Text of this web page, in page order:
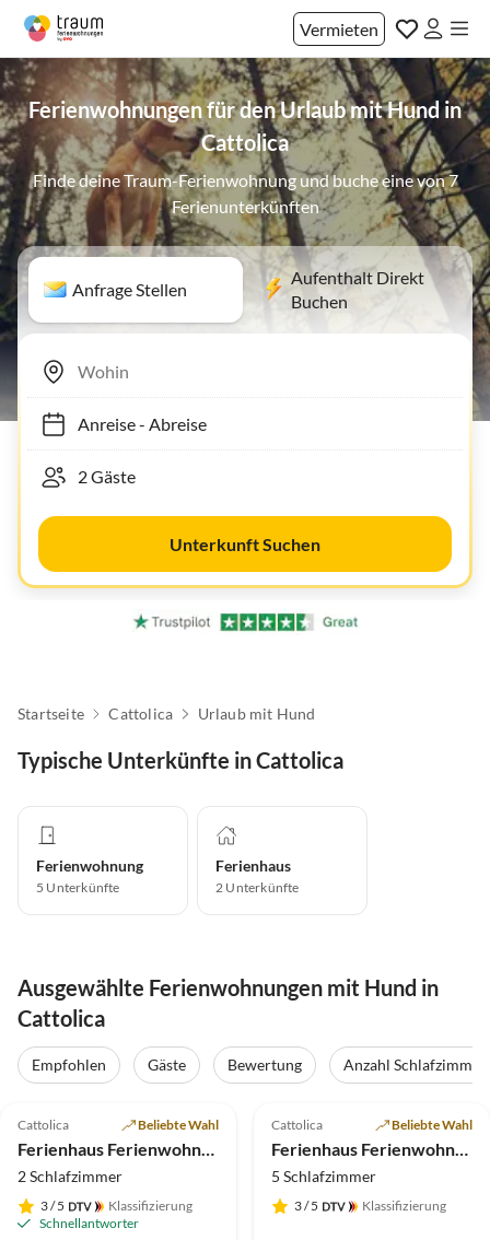
Vermieten
Ferienwohnungen für den Urlaub mit Hund in
Cattolica
Finde deine Traum-Ferienwohnung und buche eine von 7
Ferienunterkünften
Anfrage Stellen
Aufenthalt Direkt
Buchen
Anreise- Abreise
Unterkunft Suchen
Startseite Cattolica Urlaub mit Hund
Typische Unterkünfte in Cattolica
Ferienwohnung
5 Unterkünfte
Ferienhaus
2 Unterkünfte
Ausgewählte Ferienwohnungen mit Hund in
Cattolica
Empfohlen Gäste Bewertung Anzahl Schlafzimmer
Top-Inserat
Cattolica Beliebte Wahl
Ferienhaus Ferienwohnungen La Rosa dei Venti***
2 Schlafzimmer
3/ 5
Klassifizierung
Schnellantworter
Cattolica Beliebte Wahl
Ferienhaus Ferienwohnungen La Rosa dei Venti***
5 Schlafzimmer
3/ 5 Klassifizierung